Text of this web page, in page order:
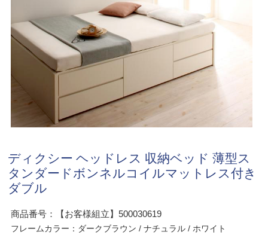
ディクシー ヘッドレス 収納ベッド 薄型ス
タンダードボンネルコイルマットレス付き
ダブル
商品番号：【お客様組立】500030619
フレームカラー：ダークブラウン / ナチュラル / ホワイト